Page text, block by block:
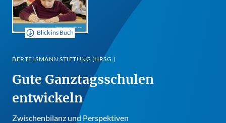
Blick ins Buch
BERTELSMANN STIFTUNG (HRSG.)
Gute Ganztagsschulen
entwickeln
Zwischenbilanz und Perspektiven